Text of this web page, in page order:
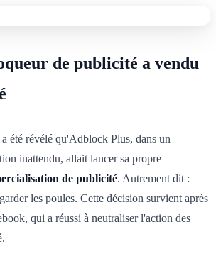
de publicité a vendu
été révélé qu'Adblock Plus, dans un
inattendu, allait lancer sa propre
de publicité. Autrement dit :
les poules. Cette décision survient après
qui a réussi à neutraliser l'action des